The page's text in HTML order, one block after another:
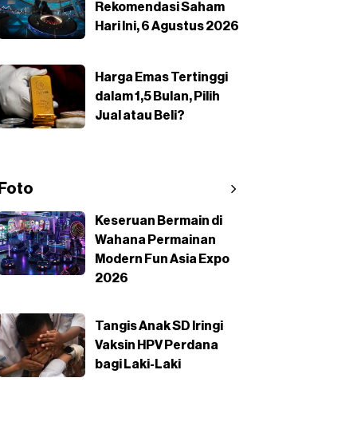
Rekomendasi Saham
Hari Ini, 6 Agustus 2026
Harga Emas Tertinggi
dalam 1,5 Bulan, Pilih
Jual atau Beli?
Foto
Keseruan Bermain di
Wahana Permainan
Modern Fun Asia Expo
2026
Tangis Anak SD Iringi
Vaksin HPV Perdana
bagi Laki-Laki